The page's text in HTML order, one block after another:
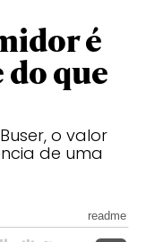
é
que
o valor
de uma
readme